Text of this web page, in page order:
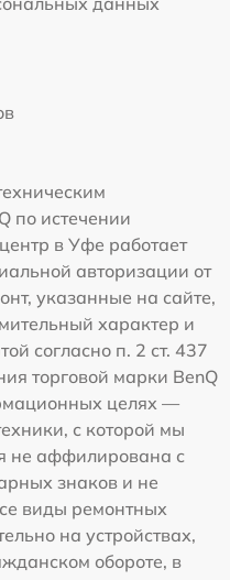
по истечении
в Уфе работает
авторизации от
указанные на сайте,
характер и
согласно п. 2 ст. 437
торговой марки BenQ
целях —
с которой мы
не аффилирована с
знаков и не
виды ремонтных
на устройствах,
обороте, в